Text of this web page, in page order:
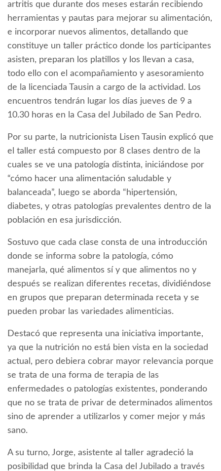
artritis que durante dos meses estarán recibiendo
herramientas y pautas para mejorar su alimentación,
e incorporar nuevos alimentos, detallando que
constituye un taller práctico donde los participantes
asisten, preparan los platillos y los llevan a casa,
todo ello con el acompañamiento y asesoramiento
de la licenciada Tausin a cargo de la actividad. Los
encuentros tendrán lugar los días jueves de 9 a
10.30 horas en la Casa del Jubilado de San Pedro.
Por su parte, la nutricionista Lisen Tausin explicó que
el taller está compuesto por 8 clases dentro de la
cuales se ve una patología distinta, iniciándose por
“cómo hacer una alimentación saludable y
balanceada”, luego se aborda “hipertensión,
diabetes, y otras patologías prevalentes dentro de la
población en esa jurisdicción.
Sostuvo que cada clase consta de una introducción
donde se informa sobre la patología, cómo
manejarla, qué alimentos sí y que alimentos no y
después se realizan diferentes recetas, dividiéndose
en grupos que preparan determinada receta y se
pueden probar las variedades alimenticias.
Destacó que representa una iniciativa importante,
ya que la nutrición no está bien vista en la sociedad
actual, pero debiera cobrar mayor relevancia porque
se trata de una forma de terapia de las
enfermedades o patologías existentes, ponderando
que no se trata de privar de determinados alimentos
sino de aprender a utilizarlos y comer mejor y más
sano.
A su turno, Jorge, asistente al taller agradeció la
posibilidad que brinda la Casa del Jubilado a través